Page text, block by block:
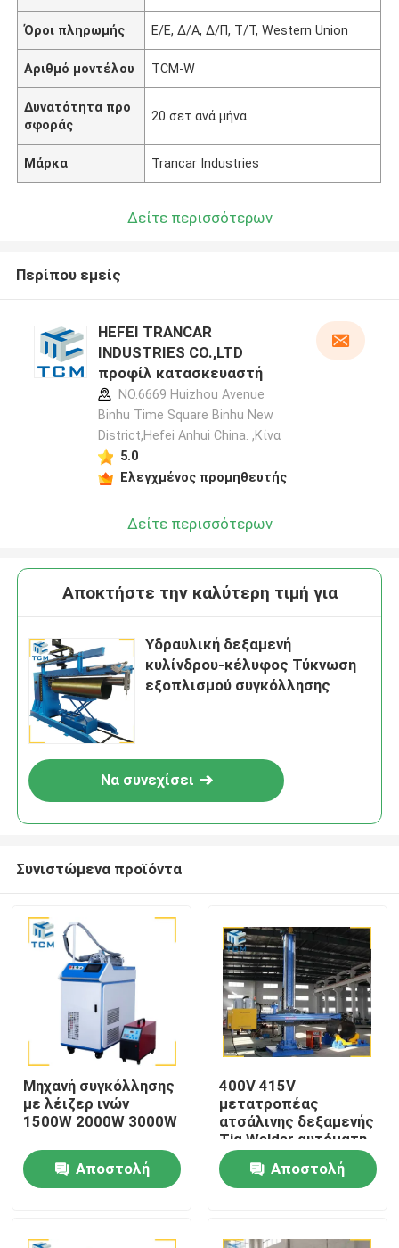
Σπίτι
Προϊόντα
Σχετικά με εμάς
Όροι πληρωμής Ε/Ε, Δ/Α, Δ/Π, Τ/Τ, Western Union
Αριθμό μοντέλου ΤCM-W
Δυνατότητα προ
σφοράς
20 σετ ανά μήνα
Μάρκα Trancar Industries
Δείτε περισσότερων
Περίπου εμείς
HEFEI TRANCAR
INDUSTRIES CO.,LTD
προφίλ κατασκευαστή
NO.6669 Huizhou Avenue
Binhu Time Square Binhu New
District,Hefei Anhui China. ,Κίνα
5.0
Ελεγχμένος προμηθευτής
Δείτε περισσότερων
Αποκτήστε την καλύτερη τιμή για
Υδραυλική δεξαμενή
κυλίνδρου-κέλυφος Τύκνωση
εξοπλισμού συγκόλλησης
Να συνεχίσει
Συνιστώμενα προϊόντα
Μηχανή συγκόλλησης
με λέιζερ ινών
1500W 2000W 3000W
Αποστολή
400V 415V
μετατροπέας
ατσάλινης δεξαμενής
Tig Welder αυτόματη
μηχανή συγκόλλησης
Tig
Αποστολή